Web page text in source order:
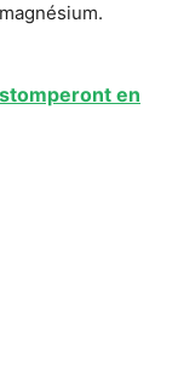
en